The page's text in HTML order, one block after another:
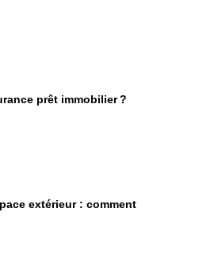
extérieur : comment
à granulés : quelle est la